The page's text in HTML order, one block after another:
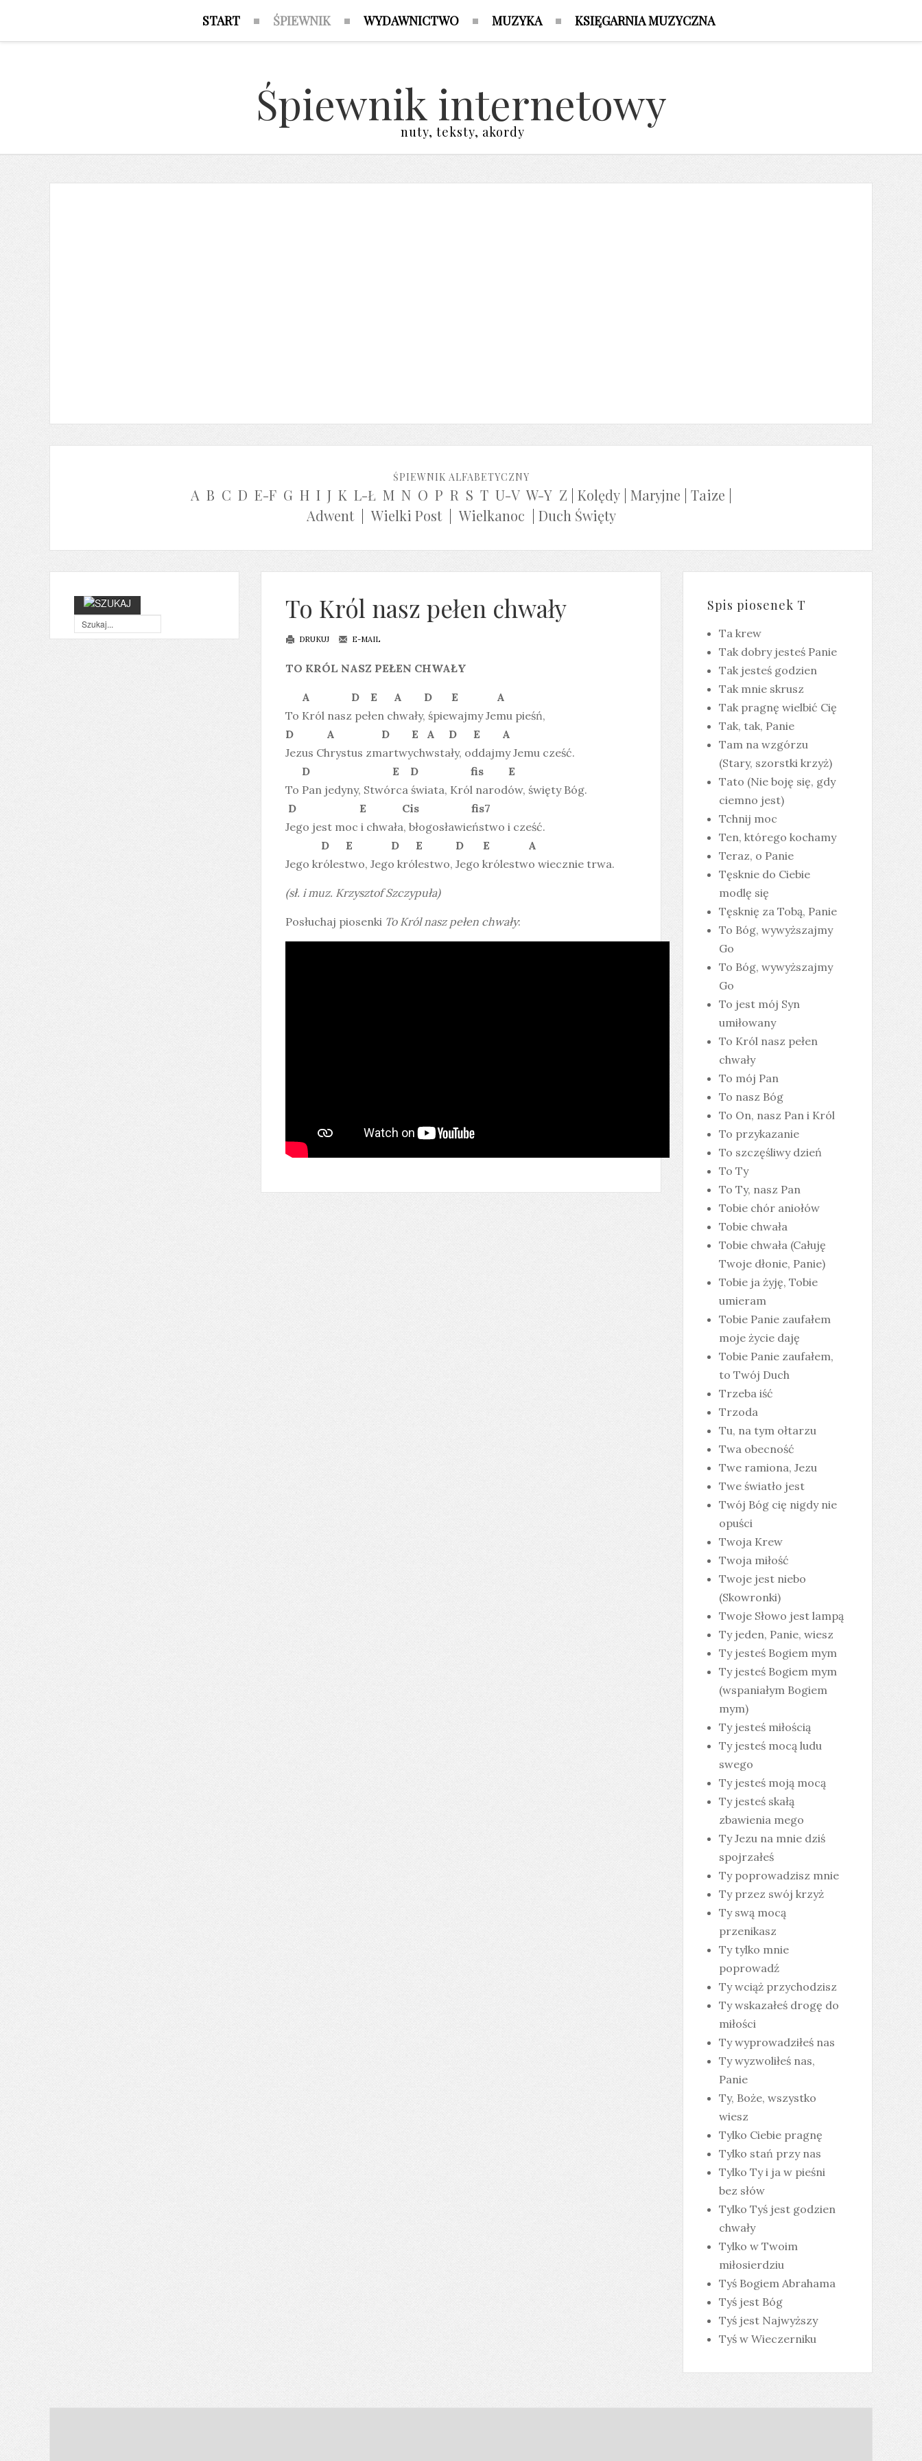
START ŚPIEWNIK WYDAWNICTWO MUZYKA KSIĘGARNIA MUZYCZNA
Śpiewnik internetowy
nuty, teksty, akordy
ŚPIEWNIK ALFABETYCZNY
A B C D E-F G H I J K L-Ł M N O P R S T U-V W-Y Z Kolędy| Maryjne Taize
Adwent| Wielki Post| Wielkanoc Duch Święty
To Król nasz pełen chwały
DRUKUJ E-MAIL
TO KRÓL NASZ PEŁEN CHWAŁY
A D E A D E A
To Król nasz pełen chwały, śpiewajmy Jemu pieśń,
D A D E A D E A
Jezus Chrystus zmartwychwstały, oddajmy Jemu cześć.
D E D fis E
To Pan jedyny, Stwórca świata, Król narodów, święty Bóg.
D E Cis fis7
Jego jest moc i chwała, błogosławieństwo i cześć.
D E D E D E A
Jego królestwo, Jego królestwo, Jego królestwo wiecznie trwa.
(sł. i muz. Krzysztof Szczypuła)
Posłuchaj piosenki To Król nasz pełen chwały:
Spis piosenek T
Ta krew
Tak dobry jesteś Panie
Tak jesteś godzien
Tak mnie skrusz
Tak pragnę wielbić Cię
Tak, tak, Panie
Tam na wzgórzu
(Stary, szorstki krzyż)
Tato (Nie boję się, gdy
ciemno jest)
Tchnij moc
Ten, którego kochamy
Teraz, o Panie
Tęsknie do Ciebie
modlę się
Tęsknię za Tobą, Panie
To Bóg, wywyższajmy
Go
To Bóg, wywyższajmy
Go
To jest mój Syn
umiłowany
To Król nasz pełen
chwały
To mój Pan
To nasz Bóg
To On, nasz Pan i Król
To przykazanie
To szczęśliwy dzień
To Ty
To Ty, nasz Pan
Tobie chór aniołów
Tobie chwała
Tobie chwała (Całuję
Twoje dłonie, Panie)
Tobie ja żyję, Tobie
umieram
Tobie Panie zaufałem
moje życie daję
Tobie Panie zaufałem,
to Twój Duch
Trzeba iść
Trzoda
Tu, na tym ołtarzu
Twa obecność
Twe ramiona, Jezu
Twe światło jest
Twój Bóg cię nigdy nie
opuści
Twoja Krew
Twoja miłość
Twoje jest niebo
(Skowronki)
Twoje Słowo jest lampą
Ty jeden, Panie, wiesz
Ty jesteś Bogiem mym
Ty jesteś Bogiem mym
(wspaniałym Bogiem
mym)
Ty jesteś miłością
Ty jesteś mocą ludu
swego
Ty jesteś moją mocą
Ty jesteś skałą
zbawienia mego
Ty Jezu na mnie dziś
spojrzałeś
Ty poprowadzisz mnie
Ty przez swój krzyż
Ty swą mocą
przenikasz
Ty tylko mnie
poprowadź
Ty wciąż przychodzisz
Ty wskazałeś drogę do
miłości
Ty wyprowadziłeś nas
Ty wyzwoliłeś nas,
Panie
Ty, Boże, wszystko
wiesz
Tylko Ciebie pragnę
Tylko stań przy nas
Tylko Ty i ja w pieśni
bez słów
Tylko Tyś jest godzien
chwały
Tylko w Twoim
miłosierdziu
Tyś Bogiem Abrahama
Tyś jest Bóg
Tyś jest Najwyższy
Tyś w Wieczerniku